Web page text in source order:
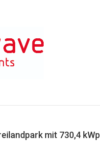
mit 730,4 kWp